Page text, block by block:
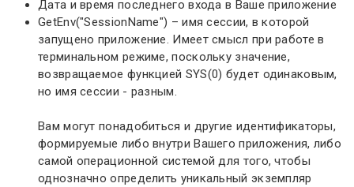
Дата и время последнего входа в Ваше приложение
GetEnv("SessionName") – имя сессии, в которой
запущено приложение. Имеет смысл при работе в
терминальном режиме, поскольку значение,
возвращаемое функцией SYS(0) будет одинаковым,
но имя сессии - разным.
Вам могут понадобиться и другие идентификаторы,
формируемые либо внутри Вашего приложения, либо
самой операционной системой для того, чтобы
однозначно определить уникальный экземпляр